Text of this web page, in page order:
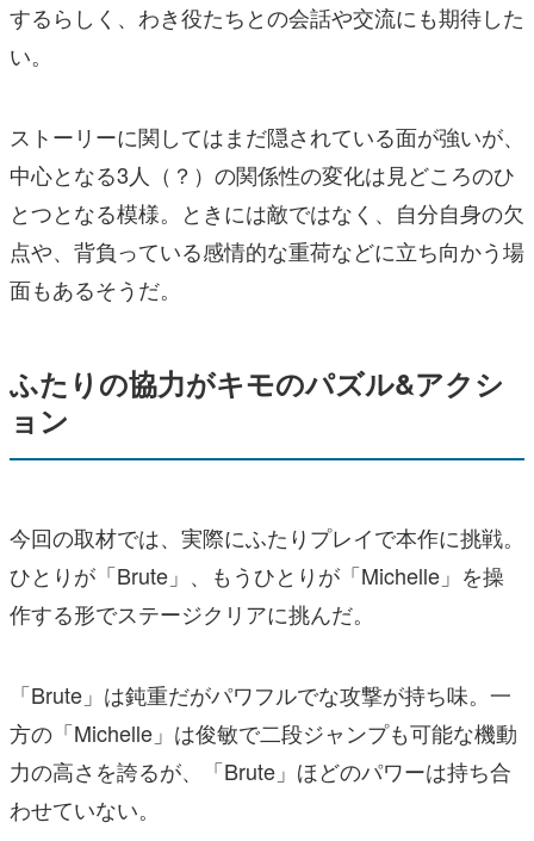
するらしく、わき役たちとの会話や交流にも期待した
い。
ストーリーに関してはまだ隠されている面が強いが、
中心となる3人（？）の関係性の変化は見どころのひ
とつとなる模様。ときには敵ではなく、自分自身の欠
点や、背負っている感情的な重荷などに立ち向かう場
面もあるそうだ。
ふたりの協力がキモのパズル&アクシ
ョン
今回の取材では、実際にふたりプレイで本作に挑戦。
ひとりが「Brute」、もうひとりが「Michelle」を操
作する形でステージクリアに挑んだ。
「Brute」は鈍重だがパワフルでな攻撃が持ち味。一
方の「Michelle」は俊敏で二段ジャンプも可能な機動
力の高さを誇るが、「Brute」ほどのパワーは持ち合
わせていない。